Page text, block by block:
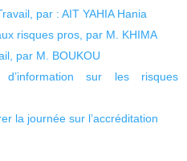
par : AIT YAHIA Hania
risques pros, par M. KHIMA
par M. BOUKOU
sur les risques
la journée sur l’accréditation